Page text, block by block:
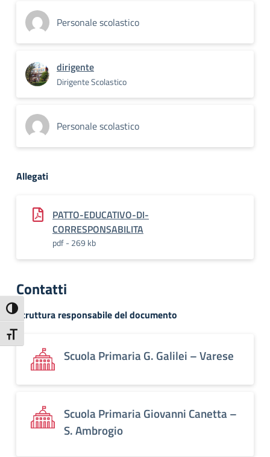
Attiva/disattiva alto contrasto
Attiva/disattiva dimensione testo
Personale scolastico
dirigente
Dirigente Scolastico
Personale scolastico
Allegati
PATTO-EDUCATIVO-DI-
CORRESPONSABILITA
pdf - 269 kb
Contatti
Struttura responsabile del documento
Scuola Primaria G. Galilei – Varese
Scuola Primaria Giovanni Canetta –
S. Ambrogio